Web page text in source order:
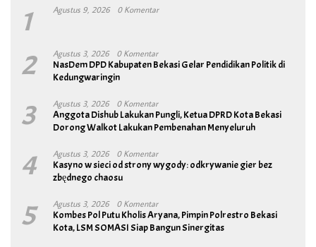
1 Agustus 9, 2026 0 Komentar
2 Agustus 3, 2026 0 Komentar
NasDem DPD Kabupaten Bekasi Gelar Pendidikan Politik di
Kedungwaringin
3 Agustus 3, 2026 0 Komentar
Anggota Dishub Lakukan Pungli, Ketua DPRD Kota Bekasi
Dorong Walkot Lakukan Pembenahan Menyeluruh
4 Agustus 3, 2026 0 Komentar
Kasyno w sieci od strony wygody: odkrywanie gier bez
zbędnego chaosu
5 Agustus 3, 2026 0 Komentar
Kombes Pol Putu Kholis Aryana, Pimpin Polrestro Bekasi
Kota, LSM SOMASI Siap Bangun Sinergitas